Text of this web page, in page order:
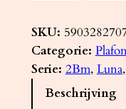
a
f
o
SKU:
Categorie:
Serie: 2Bm, Luna,
Beschrijving